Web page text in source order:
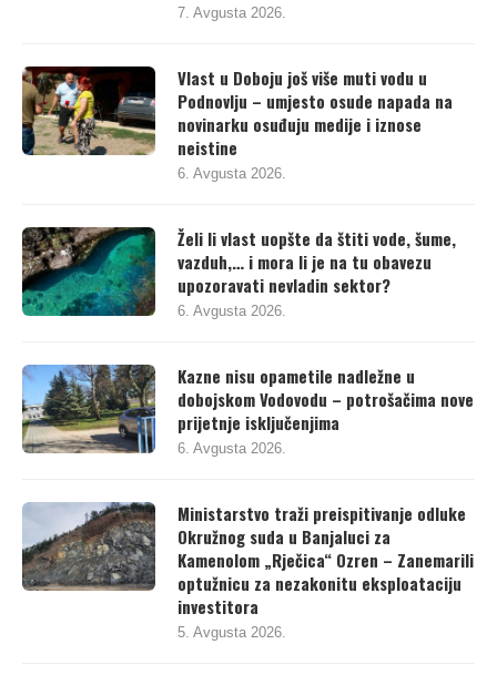
7. Avgusta 2026.
Vlast u Doboju još više muti vodu u
Podnovlju – umjesto osude napada na
novinarku osuđuju medije i iznose
neistine
6. Avgusta 2026.
Želi li vlast uopšte da štiti vode, šume,
vazduh,… i mora li je na tu obavezu
upozoravati nevladin sektor?
6. Avgusta 2026.
Kazne nisu opametile nadležne u
dobojskom Vodovodu – potrošačima nove
prijetnje isključenjima
6. Avgusta 2026.
Ministarstvo traži preispitivanje odluke
Okružnog suda u Banjaluci za
Kamenolom „Rječica“ Ozren – Zanemarili
optužnicu za nezakonitu eksploataciju
investitora
5. Avgusta 2026.